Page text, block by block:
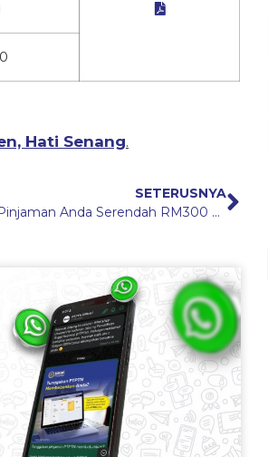

Hati Senang.
SETERUSNYA
Kempen Strukturkan Pinjaman Anda Serendah RM300 Dilanjutkan